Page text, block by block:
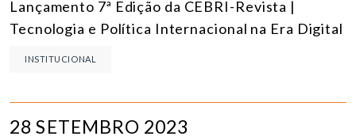
Lançamento 7ª Edição da CEBRI-Revista |
Tecnologia e Política Internacional na Era Digital
INSTITUCIONAL
28 SETEMBRO 2023